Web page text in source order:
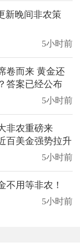
新晚间非农策
5小时前
卷而来 黄金还
答案已经公布
5小时前
非农重磅来
美金强势拉升
5小时前
不用等非农！
5小时前